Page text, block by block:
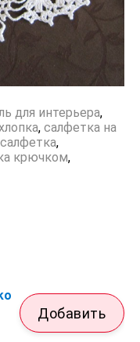
для интерьера,
, салфетка на
,
крючком,
Добавить